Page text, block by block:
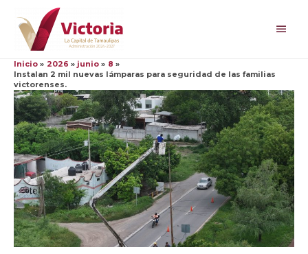
contenido
Inicio 2026 junio
8
Instalan 2 mil nuevas lámparas para seguridad de las familias
victorenses.